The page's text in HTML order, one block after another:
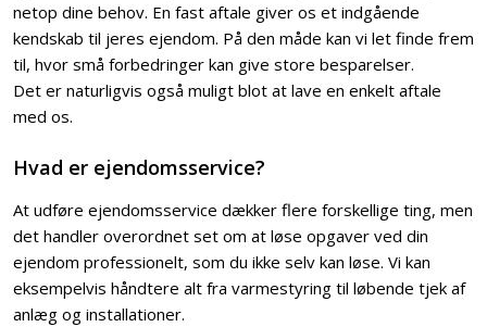
netop dine behov. En fast aftale giver os et indgående
kendskab til jeres ejendom. På den måde kan vi let finde frem
til, hvor små forbedringer kan give store besparelser.
Det er naturligvis også muligt blot at lave en enkelt aftale
med os.
Hvad er ejendomsservice?
At udføre ejendomsservice dækker flere forskellige ting, men
det handler overordnet set om at løse opgaver ved din
ejendom professionelt, som du ikke selv kan løse. Vi kan
eksempelvis håndtere alt fra varmestyring til løbende tjek af
anlæg og installationer.